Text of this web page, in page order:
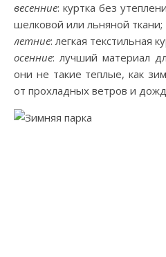
весенние: куртка без
шелковой или льняной ткани;
летние: легкая текстильная
осенние: лучший материал
они не такие теплые, как
от прохладных ветров и